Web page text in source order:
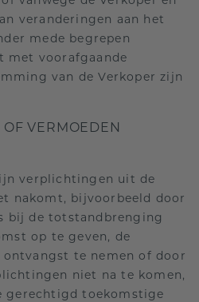
veranderingen aan het
mede begrepen
met voorafgaande
van de Verkoper zijn
VERMOEDEN
verplichtingen uit de
nakomt, bijvoorbeeld door
bij de totstandbrenging
op te geven, de
te nemen of door
niet na te komen,
gerechtigd toekomstige